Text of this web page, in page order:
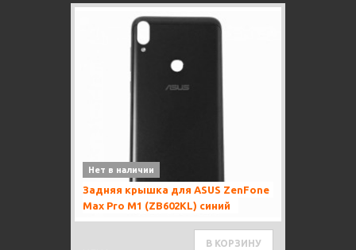
Нет в наличии
Задняя крышка для ASUS ZenFone
Max Pro M1 (ZB602KL) синий
В КОРЗИНУ